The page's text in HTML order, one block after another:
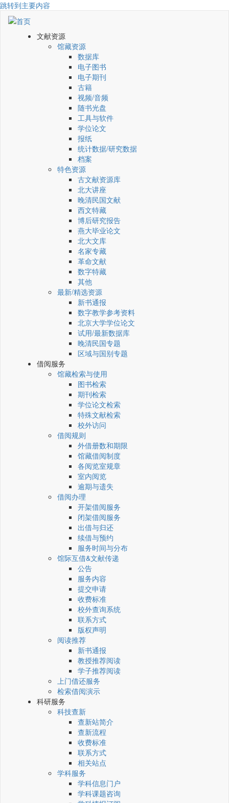
跳转到主要内容
文献资源
馆藏资源
数据库
电子图书
电子期刊
古籍
视频/音频
随书光盘
工具与软件
学位论文
报纸
统计数据/研究数据
档案
特色资源
古文献资源库
北大讲座
晚清民国文献
西文特藏
博后研究报告
燕大毕业论文
北大文库
名家专藏
革命文献
数字特藏
其他
最新/精选资源
新书通报
数字教学参考资料
北京大学学位论文
试用/最新数据库
晚清民国专题
区域与国别专题
借阅服务
馆藏检索与使用
图书检索
期刊检索
学位论文检索
特殊文献检索
校外访问
借阅规则
外借册数和期限
馆藏借阅制度
各阅览室规章
室内阅览
逾期与遗失
借阅办理
开架借阅服务
闭架借阅服务
出借与归还
续借与预约
服务时间与分布
馆际互借&文献传递
公告
服务内容
提交申请
收费标准
校外查询系统
联系方式
版权声明
阅读推荐
新书通报
教授推荐阅读
学子推荐阅读
上门借还服务
检索借阅演示
科研服务
科技查新
查新站简介
查新流程
收费标准
联系方式
相关站点
学科服务
学科信息门户
学科课题咨询